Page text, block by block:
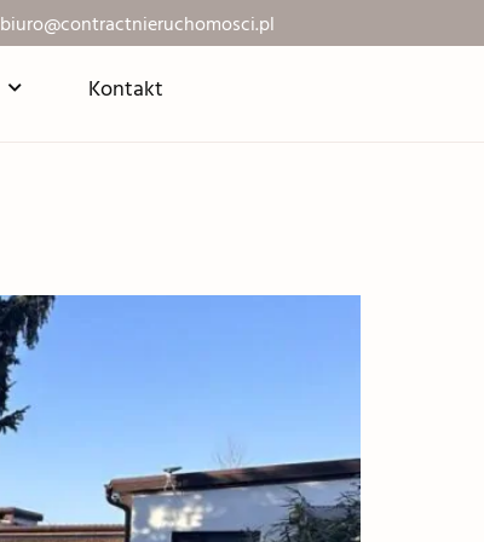
biuro@contractnieruchomosci.pl
Kontakt